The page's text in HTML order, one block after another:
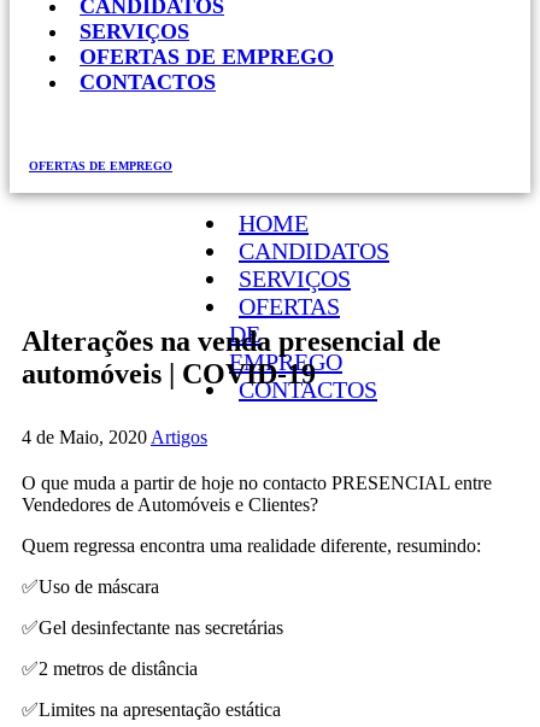
CANDIDATOS
SERVIÇOS
OFERTAS DE EMPREGO
CONTACTOS
HOME
CANDIDATOS
SERVIÇOS
OFERTAS
DE
EMPREGO
CONTACTOS
OFERTAS DE EMPREGO
Alterações na venda presencial de
automóveis | COVID-19
4 de Maio, 2020 Artigos
O que muda a partir de hoje no contacto PRESENCIAL entre
Vendedores de Automóveis e Clientes?
Quem regressa encontra uma realidade diferente, resumindo:
✅Uso de máscara
✅Gel desinfectante nas secretárias
✅2 metros de distância
✅Limites na apresentação estática